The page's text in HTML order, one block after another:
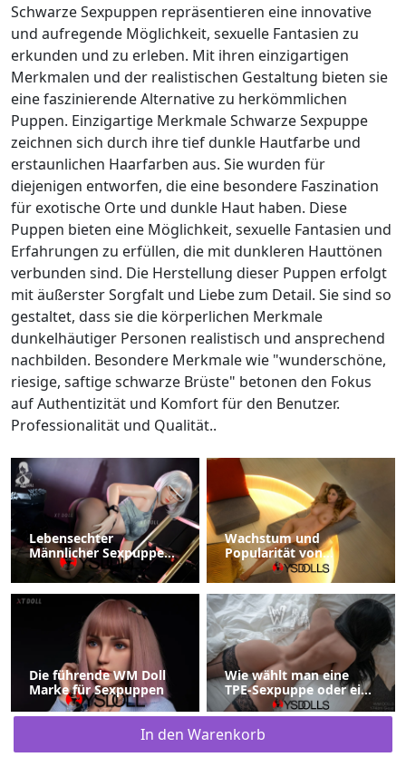
In den Warenkorb
Schwarze Sexpuppen repräsentieren eine innovative
und aufregende Möglichkeit, sexuelle Fantasien zu
erkunden und zu erleben. Mit ihren einzigartigen
Merkmalen und der realistischen Gestaltung bieten sie
eine faszinierende Alternative zu herkömmlichen
Puppen. Einzigartige Merkmale Schwarze Sexpuppe
zeichnen sich durch ihre tief dunkle Hautfarbe und
erstaunlichen Haarfarben aus. Sie wurden für
diejenigen entworfen, die eine besondere Faszination
für exotische Orte und dunkle Haut haben. Diese
Puppen bieten eine Möglichkeit, sexuelle Fantasien und
Erfahrungen zu erfüllen, die mit dunkleren Hauttönen
verbunden sind. Die Herstellung dieser Puppen erfolgt
mit äußerster Sorgfalt und Liebe zum Detail. Sie sind so
gestaltet, dass sie die körperlichen Merkmale
dunkelhäutiger Personen realistisch und ansprechend
nachbilden. Besondere Merkmale wie "wunderschöne,
riesige, saftige schwarze Brüste" betonen den Fokus
auf Authentizität und Komfort für den Benutzer.
Professionalität und Qualität..
Lebensechter
Männlicher Sexpuppen
Hochwertige
Sexspielzeuge
Wachstum und
Popularität von
Sexpuppen: Eine
aufstrebende Branche
im Wandel
Die führende WM Doll
Marke für Sexpuppen
Wie wählt man eine
TPE-Sexpuppe oder eine
Silikon-Sexpuppe?